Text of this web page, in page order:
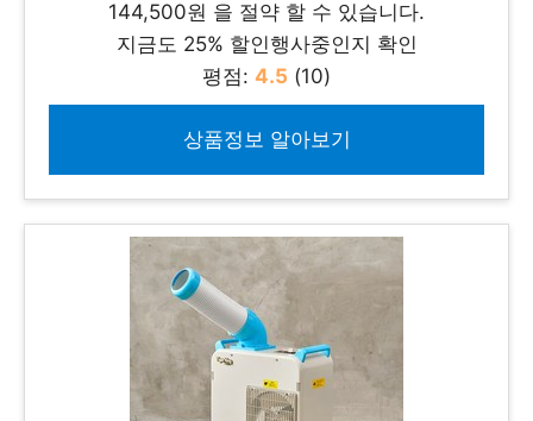
144,500원 을 절약 할 수 있습니다.
지금도 25% 할인행사중인지 확인
평점: 4.5 (10)
상품정보 알아보기